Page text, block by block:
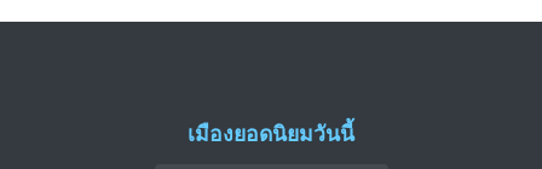
เมืองยอดนิยมวันนี้